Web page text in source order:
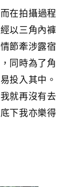
在拍攝過程
以三角內褲
節牽涉露宿
同時為了角
投入其中。
就再沒有去
下我亦樂得